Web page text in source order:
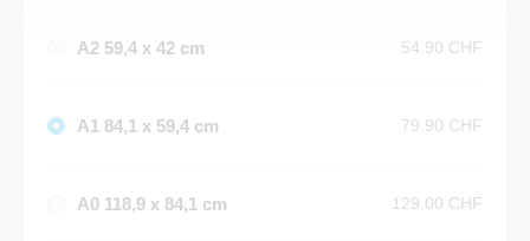
A2 59,4 x 42 cm 54.90 CHF
A1 84,1 x 59,4 cm 79.90 CHF
A0 118,9 x 84,1 cm 129.00 CHF